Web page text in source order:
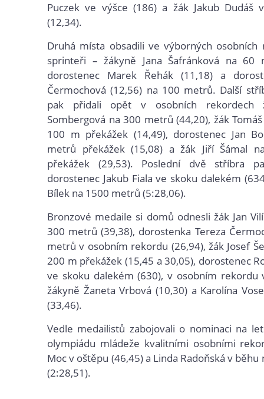
Puczek ve výšce (186) a žák Jakub Dudáš
(12,34).
Druhá místa obsadili ve výborných
sprinteři – žákyně Jana Šafránková na 60
dorostenec Marek Řehák (11,18) a
Čermochová (12,56) na 100 metrů. Další
pak přidali opět v osobních rekordech
Sombergová na 300 metrů (44,20), žák
100 m překážek (14,49), dorostenec Jan
metrů překážek (15,08) a žák Jiří Šámal
překážek (29,53). Poslední dvě stříbra
dorostenec Jakub Fiala ve skoku dalekém
Bílek na 1500 metrů (5:28,06).
Bronzové medaile si domů odnesli žák Jan
300 metrů (39,38), dorostenka Tereza
metrů v osobním rekordu (26,94), žák Josef
200 m překážek (15,45 a 30,05), dorostenec
ve skoku dalekém (630), v osobním rekordu
žákyně Žaneta Vrbová (10,30) a Karolína
(33,46).
Vedle medailistů zabojovali o nominaci na
olympiádu mládeže kvalitními osobními
Moc v oštěpu (46,45) a Linda Radoňská v
(2:28,51).